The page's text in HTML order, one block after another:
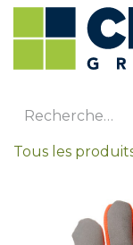
Se rendre au
Tous les